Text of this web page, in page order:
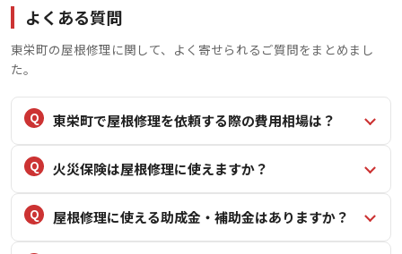
よくある質問
東栄町の屋根修理に関して、よく寄せられるご質問をまとめまし
た。
東栄町で屋根修理を依頼する際の費用相場は？
火災保険は屋根修理に使えますか？
屋根修理に使える助成金・補助金はありますか？